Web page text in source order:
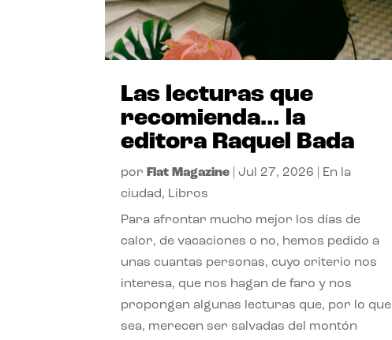
Las lecturas que
recomienda… la
editora Raquel Bada
por Flat Magazine Jul 27, 2026
En la
ciudad, Libros
Para afrontar mucho mejor los días de
calor, de vacaciones o no, hemos pedido a
unas cuantas personas, cuyo criterio nos
interesa, que nos hagan de faro y nos
propongan algunas lecturas que, por lo que
sea, merecen ser salvadas del montón